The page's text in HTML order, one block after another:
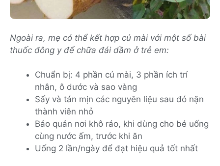
Ngoài ra, mẹ có thể kết hợp củ mài với một số bài
thuốc đông y để chữa đái dầm ở trẻ em:
Chuẩn bị: 4 phần củ mài, 3 phần ích trí
nhân, ô dước và sao vàng
Sấy và tán mịn các nguyên liệu sau đó nặn
thành viên nhỏ
Bảo quản nơi khô ráo, khi dùng cho bé uống
cùng nước ấm, trước khi ăn
Uống 2 lần/ngày để đạt hiệu quả tốt nhất